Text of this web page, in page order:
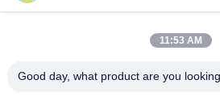
11:53 AM
Good day, what product are you